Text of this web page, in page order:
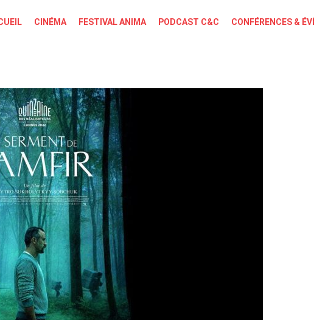
CINÉMA FESTIVAL ANIMA PODCAST C&C CONFÉRENCES &